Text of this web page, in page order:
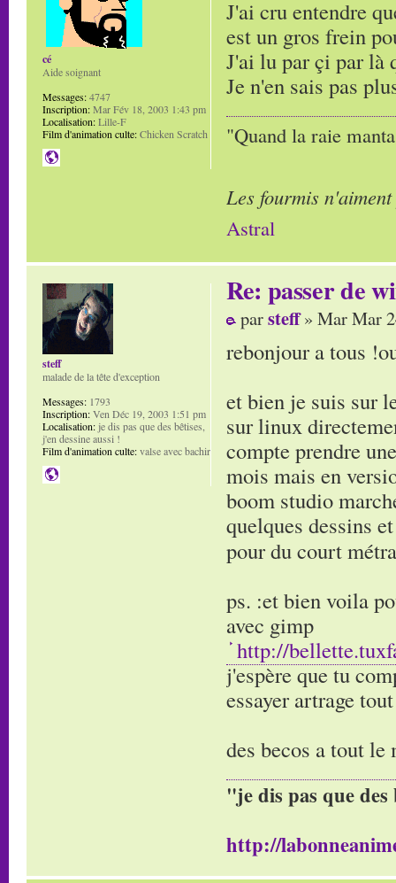
J'ai cru entendre
est un gros frein
J'ai lu par çi par là
Je n'en sais pas
"Quand la raie
Les fourmis
Astral
cé
Aide soignant
Messages:4747
Inscription:Mar Fév 18, 2003 1:43 pm
Localisation:Lille-F
Film d'animation culte:Chicken Scratch
Re: passer de
parsteff» Mar Mar
rebonjour a tous
et bien je suis sur
sur linux
compte prendre
mois mais en
boom studio
quelques dessins
pour du court
ps. :et bien voila
avec gimp
http://
j'espère que tu
essayer artrage
des becos a tout le
"je dis pas que
http://
steff
malade de la tête d'exception
Messages: 1793
Inscription:Ven Déc 19, 2003 1:51 pm
Localisation:je dis pas que des bêtises,
j'en dessine aussi !
Film d'animation culte:valse avec bachir